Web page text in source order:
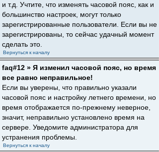
и т.д. Учтите, что изменять часовой пояс, как и
большинство настроек, могут только
зарегистрированные пользователи. Если вы не
зарегистрированы, то сейчас удачный момент
сделать это.
Вернуться к началу
faq#12 » Я изменил часовой пояс, но время
все равно неправильное!
Если вы уверены, что правильно указали
часовой пояс и настройку летнего времени, но
время отображается по-прежнему неверное,
значит, неправильно установлено время на
сервере. Уведомите администратора для
устранения проблемы.
Вернуться к началу